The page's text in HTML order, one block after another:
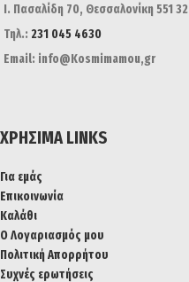
Ι. Πασαλίδη 70, Θεσσαλονίκη 551 32
Τηλ.: 231 045 4630
Email: info@Kosmimamou,gr
ΧΡΉΣΙΜΑ LINKS
Για εμάς
Επικοινωνία
Καλάθι
Ο Λογαριασμός μου
Πολιτική Απορρήτου
Συχνές ερωτήσεις